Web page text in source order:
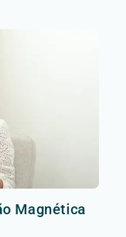
Magnética